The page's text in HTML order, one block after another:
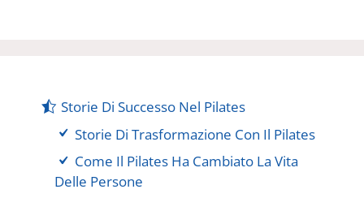
Storie Di Successo Nel Pilates
Storie Di Trasformazione Con Il Pilates
Come Il Pilates Ha Cambiato La Vita
Delle Persone